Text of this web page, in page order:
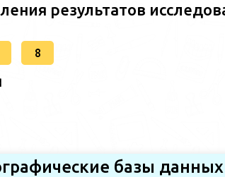
результатов
8
базы данных